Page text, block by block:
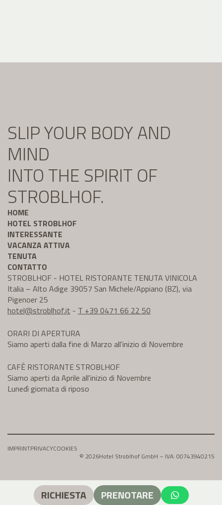
SLIP YOUR BODY AND
MIND
INTO THE SPIRIT OF
STROBLHOF.
HOME
HOTEL STROBLHOF
INTERESSANTE
VACANZA ATTIVA
TENUTA
CONTATTO
STROBLHOF - HOTEL RISTORANTE TENUTA VINICOLA
Italia – Alto Adige 39057 San Michele/Appiano (BZ), via
Pigenoer 25
hotel@stroblhof.it - T +39 0471 66 22 50
ORARI DI APERTURA
Siamo aperti dalla fine di Marzo all'inizio di Novembre
CAFÈ RISTORANTE STROBLHOF
Siamo aperti da Aprile all'inizio di Novembre
Lunedì giornata di riposo
IMPRINTPRIVACYCOOKIES
© 2026Hotel Stroblhof GmbH – IVA: 00743940215
RICHIESTA PRENOTARE